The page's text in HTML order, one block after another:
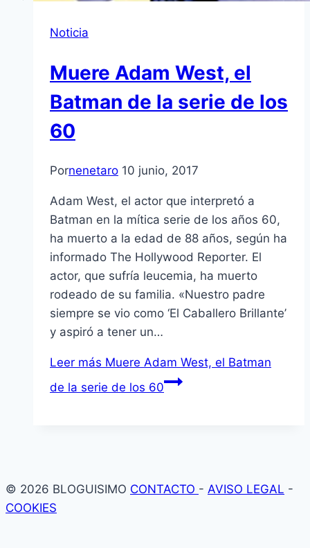
Noticia
Muere Adam West, el
Batman de la serie de los
60
Pornenetaro 10 junio, 2017
Adam West, el actor que interpretó a
Batman en la mítica serie de los años 60,
ha muerto a la edad de 88 años, según ha
informado The Hollywood Reporter. El
actor, que sufría leucemia, ha muerto
rodeado de su familia. «Nuestro padre
siempre se vio como ‘El Caballero Brillante’
y aspiró a tener un…
Leer más Muere Adam West, el Batman
de la serie de los 60
© 2026 BLOGUISIMO CONTACTO - AVISO LEGAL -
COOKIES